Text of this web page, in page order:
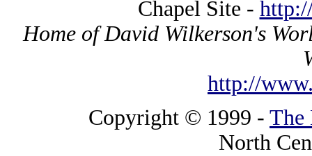
Chapel Site -
Home of David Wilkerson's
http://
Copyright © 1999 - The
North